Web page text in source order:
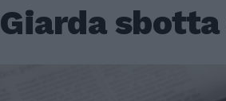
Giarda